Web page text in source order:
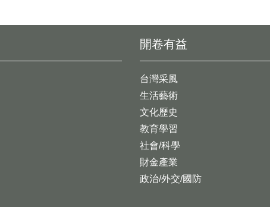
開卷有益
台灣采風
生活藝術
文化歷史
教育學習
社會/科學
財金產業
政治/外交/國防